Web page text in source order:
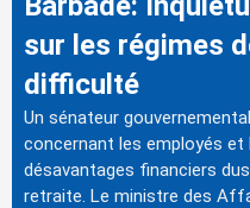
sur les régimes
difficulté
Un sénateur
concernant les employés
désavantages financiers
retraite. Le ministre des